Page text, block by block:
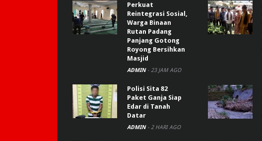
Perkuat
Reintegrasi Sosial,
Warga Binaan
Rutan Padang
Panjang Gotong
Royong Bersihkan
Masjid
ADMIN - 23 JAM AGO
Polisi Sita 82
Paket Ganja Siap
Edar di Tanah
Datar
ADMIN - 2 HARI AGO